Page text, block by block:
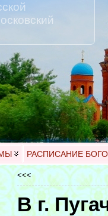
РАСПИСАНИЕ
<<<
В г.